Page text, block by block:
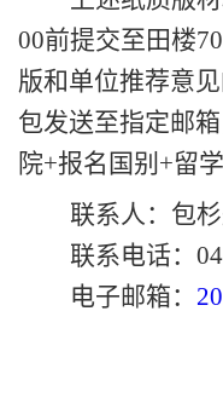
00前提交至田楼
版和单位推荐意
包发送至指定邮
院+报名国别+留学
联系人：包
联系电话：
电子邮箱：